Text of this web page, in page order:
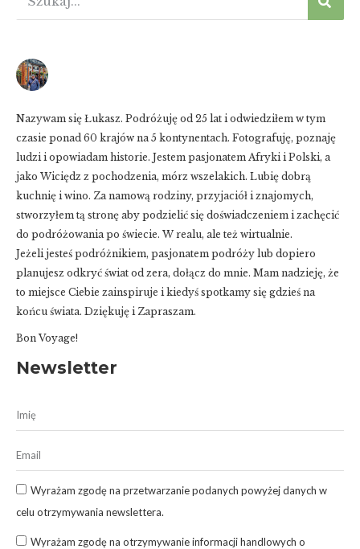
Nazywam się Łukasz. Podróżuję od 25 lat i odwiedziłem w tym
czasie ponad 60 krajów na 5 kontynentach. Fotografuję, poznaję
ludzi i opowiadam historie. Jestem pasjonatem Afryki i Polski, a
jako Wiciędz z pochodzenia, mórz wszelakich. Lubię dobrą
kuchnię i wino. Za namową rodziny, przyjaciół i znajomych,
stworzyłem tą stronę aby podzielić się doświadczeniem i zachęcić
do podróżowania po świecie. W realu, ale też wirtualnie.
Jeżeli jesteś podróżnikiem, pasjonatem podróży lub dopiero
planujesz odkryć świat od zera, dołącz do mnie. Mam nadzieję, że
to miejsce Ciebie zainspiruje i kiedyś spotkamy się gdzieś na
końcu świata. Dziękuję i Zapraszam.
Bon Voyage!
Newsletter
Wyrażam zgodę na przetwarzanie podanych powyżej danych w
celu otrzymywania newslettera.
Wyrażam zgodę na otrzymywanie informacji handlowych o